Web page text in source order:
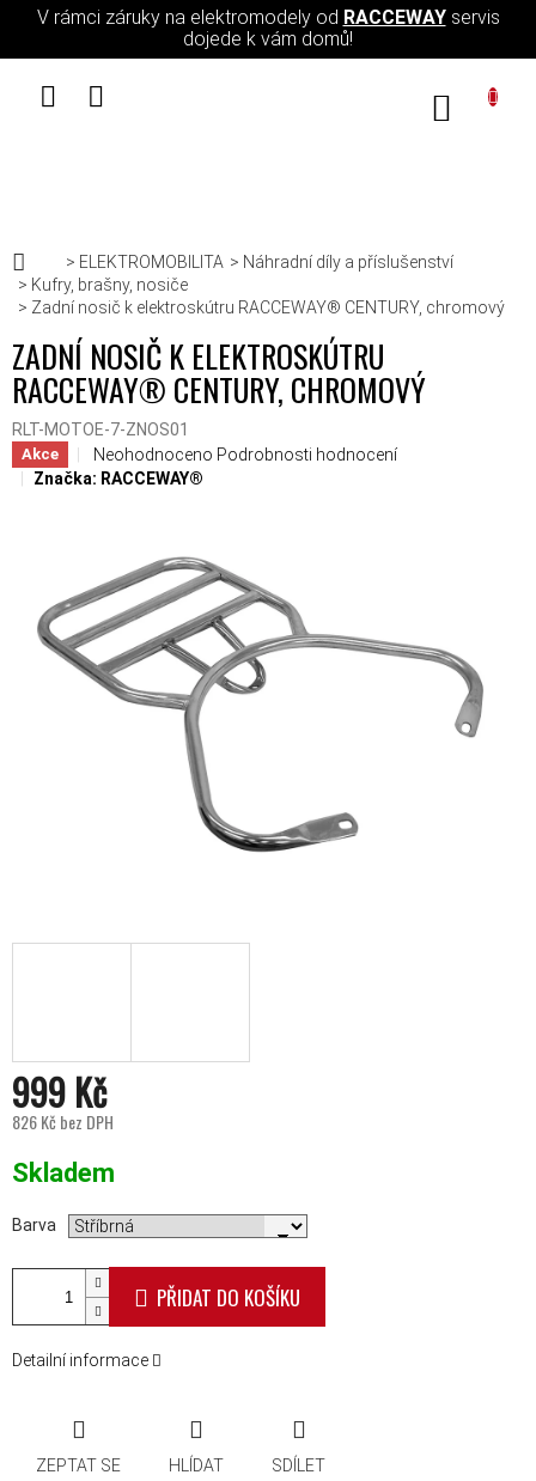
Přejít na obsah
V rámci záruky na elektromodely od RACCEWAYservis
dojede k vám domů!
Domů
ELEKTROMOBILITA
Náhradní díly a příslušenství
Kufry, brašny, nosiče
Zadní nosič k elektroskútru RACCEWAY® CENTURY, chromový
ZADNÍ NOSIČ K ELEKTROSKÚTRU
RACCEWAY® CENTURY, CHROMOVÝ
RLT-MOTOE-7-ZNOS01
Akce Průměrné hodnocení produktu je 0,0 z 5 hvězdiček.
Neohodnoceno Podrobnosti hodnocení
Značka: RACCEWAY®
999 Kč
826 Kč bez DPH
Skladem
Barva
PŘIDAT DO KOŠÍKU
Detailní informace
ZEPTAT SE HLÍDAT SDÍLET